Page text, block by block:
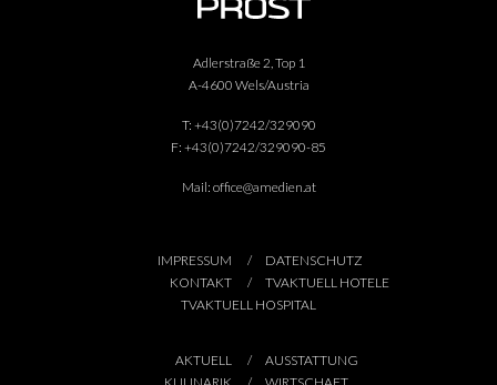
Adlerstraße 2, Top 1
A-4600 Wels/Austria
T: +43(0)7242/329090
F: +43(0)7242/329090-85
Mail: office@amedien.at
IMPRESSUM
DATENSCHUTZ
KONTAKT
TVAKTUELL HOTELE
TVAKTUELL HOSPITAL
AKTUELL
AUSSTATTUNG